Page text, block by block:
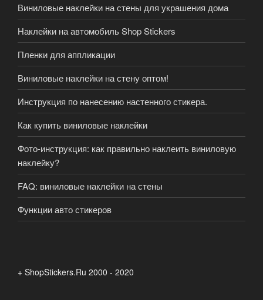
Виниловые наклейки на стены для украшения дома
Наклейки на автомобиль Shop Stickers
Пленки для аппликации
Виниловые наклейки на стену оптом!
Инструкция по нанесению настенного стикера.
Как купить виниловые наклейки
Фото-инструкция: как правильно наклеить виниловую
наклейку?
FAQ: виниловые наклейки на стены
Функции авто стикеров
+ ShopStickers.Ru 2000 - 2020